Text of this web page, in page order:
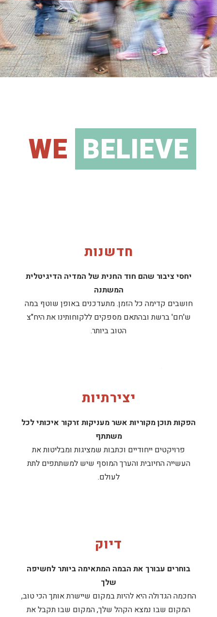
BELIEVE
WE
חדשנות
יחסי ציבור שהם חוד החנית של המדיה הדיגיטלית
המשתנה
חושבים קדימה כל הזמן. מתעדכנים באופן שוטף במה
ש'חם' ברשת ובהתאם מספקים ללקוחותינו את היח"צ
הטוב ביותר.
יצירתיות
הפקות תוכן מקוריות אשר מעניקות זרקור איכותי לכל
משתתף
פרויקטים ייחודיים וכתבות שמציגות ומבליטות את
העשייה החיובית והערך המוסף שיש למשתתפים לתת
לעולם.
דיוק
בוחרים עבורך את הבמה המתאימה ביותר לחשיפה
שלך
החכמה הגדולה היא להיות במקום שיישרת אותך הכי טוב,
המקום שבו נמצא הקהל שלך, המקום שבו תקבל את